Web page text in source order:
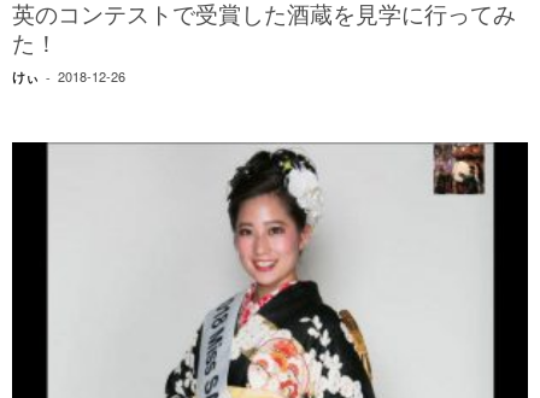
英のコンテストで受賞した酒蔵を見学に行ってみ
た！
けぃ - 2018-12-26